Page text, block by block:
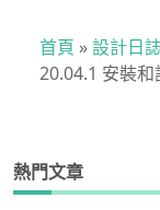
首頁 »設計日
20.04.1 安裝
熱門文章